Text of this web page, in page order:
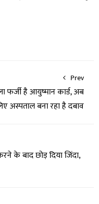
Prev
है आयुष्मान कार्ड, अब
अस्पताल बना रहा है दबाव
के बाद छोड़ दिया जिंदा,